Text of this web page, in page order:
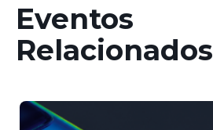
Eventos
Relacionados